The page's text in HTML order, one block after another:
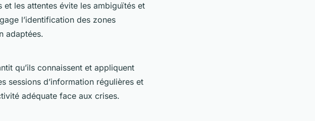
les attentes évite les ambiguïtés et
l’identification des zones
adaptées.
qu’ils connaissent et appliquent
sessions d’information régulières et
adéquate face aux crises.